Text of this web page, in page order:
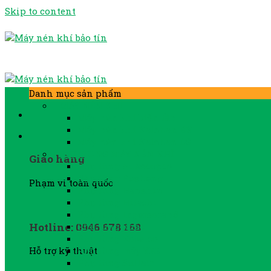
Skip to content
Giao hàng
Phạm vi toàn quốc
Hotline: 0946 678 168
Hỗ trợ kỹ thuật
Danh mục sản phẩm
PHỤ TÙNG MÁY NÉN KHÍ
Phụ tùng Atlascopco
Phụ tùng Fusheng
Phụ tùng Hanshin
Phụ tùng khác
Phụ tùng máy YEE